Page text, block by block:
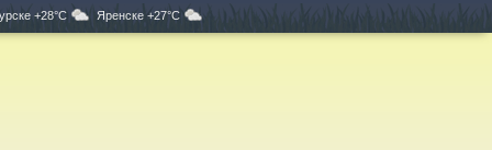
+28°C Яренске +27°C